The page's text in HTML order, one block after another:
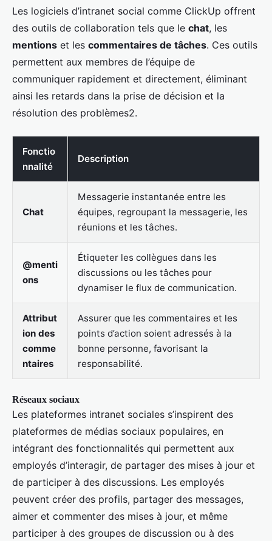
Les logiciels d’intranet social comme ClickUp offrent
des outils de collaboration tels que le chat, les
mentions et les commentaires de tâches. Ces outils
permettent aux membres de l’équipe de
communiquer rapidement et directement, éliminant
ainsi les retards dans la prise de décision et la
résolution des problèmes2.
Fonctio
nnalité
Description
Chat
Messagerie instantanée entre les
équipes, regroupant la messagerie, les
réunions et les tâches.
@menti
ons
Étiqueter les collègues dans les
discussions ou les tâches pour
dynamiser le flux de communication.
Attribut
ion des
comme
ntaires
Assurer que les commentaires et les
points d’action soient adressés à la
bonne personne, favorisant la
responsabilité.
Réseaux sociaux
Les plateformes intranet sociales s’inspirent des
plateformes de médias sociaux populaires, en
intégrant des fonctionnalités qui permettent aux
employés d’interagir, de partager des mises à jour et
de participer à des discussions. Les employés
peuvent créer des profils, partager des messages,
aimer et commenter des mises à jour, et même
participer à des groupes de discussion ou à des